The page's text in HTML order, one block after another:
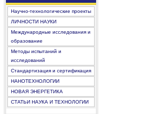
Научно-технологические проекты
ЛИЧНОСТИ НАУКИ
Международные исследования и
образование
Методы испытаний и
исследований
Стандартизация и сертификация
НАНОТЕХНОЛОГИИ
НОВАЯ ЭНЕРГЕТИКА
СТАТЬИ НАУКА И ТЕХНОЛОГИИ